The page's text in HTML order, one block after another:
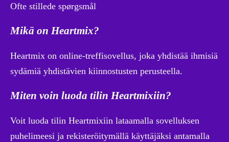
Ofte stillede spørgsmål
Mikä on Heartmix?
Heartmix on online-treffisovellus, joka yhdistää ihmisiä
sydämiä yhdistävien kiinnostusten perusteella.
Miten voin luoda tilin Heartmixiin?
Voit luoda tilin Heartmixiin lataamalla sovelluksen
puhelimeesi ja rekisteröitymällä käyttäjäksi antamalla